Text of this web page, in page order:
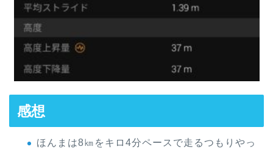
感想
ほんまは8㎞をキロ4分ペースで走るつもりやっ